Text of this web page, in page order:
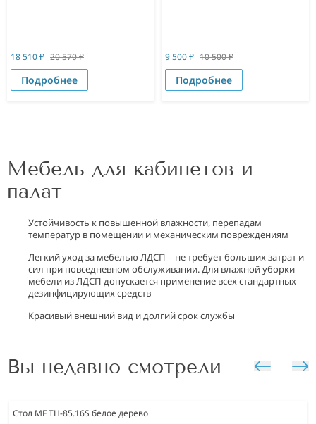
18 510₽ 20 570₽
Подробнее
9 500₽ 10 500₽
Подробнее
Мебель для кабинетов и
палат
Устойчивость к повышенной влажности, перепадам
температур в помещении и механическим повреждениям
Легкий уход за мебелью ЛДСП – не требует больших затрат и
сил при повседневном обслуживании. Для влажной уборки
мебели из ЛДСП допускается применение всех стандартных
дезинфицирующих средств
Красивый внешний вид и долгий срок службы
Вы недавно смотрели
Стол MF TH-85.16S белое дерево